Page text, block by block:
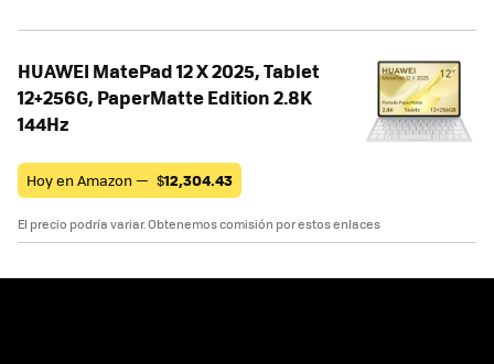
HUAWEI MatePad 12 X 2025, Tablet
12+256G, PaperMatte Edition 2.8K
144Hz
Hoy en Amazon — $12,304.43
El precio podría variar. Obtenemos comisión por estos enlaces